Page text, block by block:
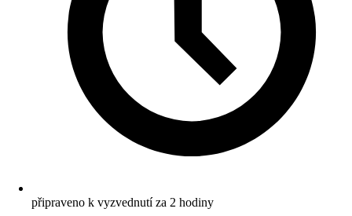
připraveno k vyzvednutí za 2 hodiny